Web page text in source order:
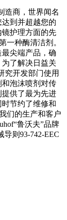
造商，世界闻名
到并超越您的
护理方面的先
一种酶清洁剂。
尖端产品，确
了解决日益关
究开发部门使用
泡沫喷剂对传
供了最为先进
节约了维修和
们的生产和客户
鲁沃夫”品牌
则93-742-EEC